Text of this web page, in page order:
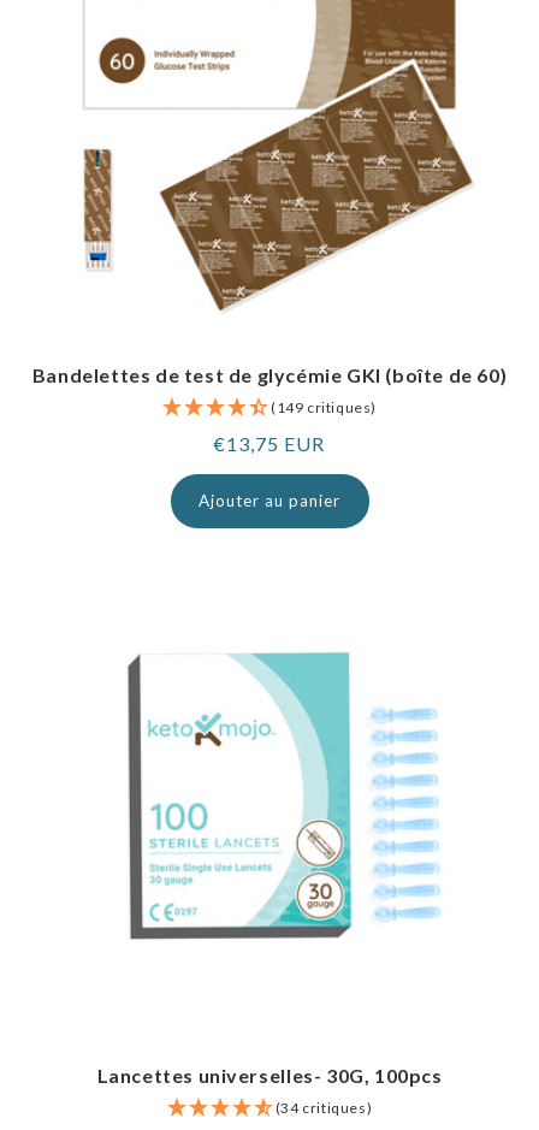
Bandelettes de test de glycémie GKI (boîte de 60)
(149 critiques)
Prix
normal
€13,75 EUR
Ajouter au panier
Lancettes universelles- 30G, 100pcs
(34 critiques)